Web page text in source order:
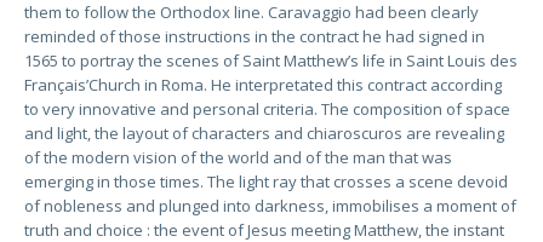
them to follow the Orthodox line. Caravaggio had been clearly
reminded of those instructions in the contract he had signed in
1565 to portray the scenes of Saint Matthew’s life in Saint Louis des
Français’Church in Roma. He interpretated this contract according
to very innovative and personal criteria. The composition of space
and light, the layout of characters and chiaroscuros are revealing
of the modern vision of the world and of the man that was
emerging in those times. The light ray that crosses a scene devoid
of nobleness and plunged into darkness, immobilises a moment of
truth and choice : the event of Jesus meeting Matthew, the instant